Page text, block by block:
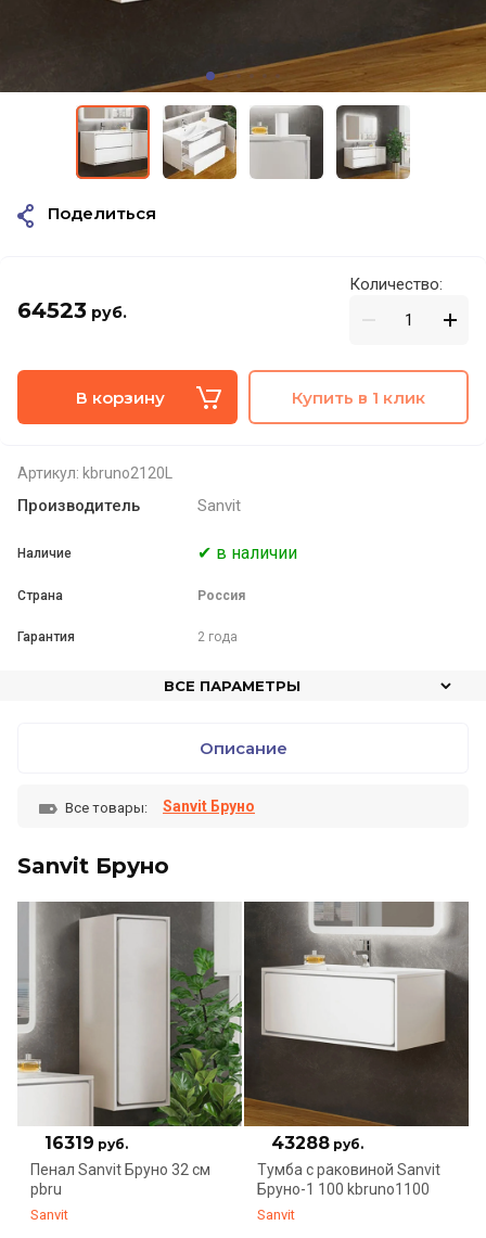
64523 руб.
Количество:
В корзину Купить в 1 клик
Артикул: kbruno2120L
Производитель Sanvit
Наличие ✔ в наличии
Страна Россия
Гарантия 2 года
ВСЕ ПАРАМЕТРЫ
Поделиться
Описание
Все товары: Sanvit Бруно
Sanvit Бруно
16319 руб.
Пенал Sanvit Бруно 32 см
pbru
Sanvit
43288 руб.
Тумба с раковиной Sanvit
Бруно-1 100 kbruno1100
Sanvit